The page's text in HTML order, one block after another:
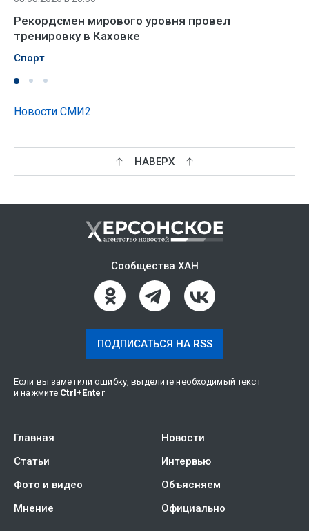
Рекордсмен мирового уровня провел
тренировку в Каховке
Спорт
Новости СМИ2
НАВЕРХ
Сообщества ХАН
ПОДПИСАТЬСЯ НА RSS
Если вы заметили ошибку, выделите необходимый текст
и нажмите Ctrl +Enter
Главная
Новости
Статьи
Интервью
Фото и видео
Объясняем
Мнение
Официально